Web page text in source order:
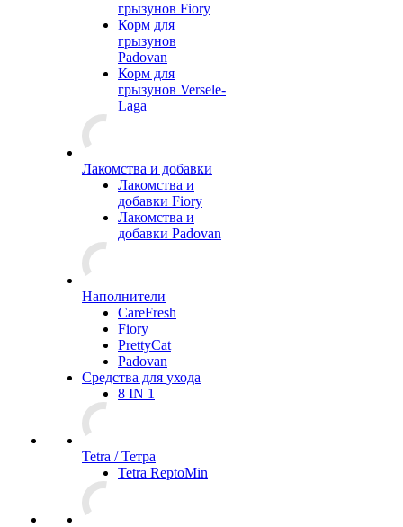
грызунов Fiory
Корм для
грызунов
Padovan
Корм для
грызунов Versele-
Laga
Лакомства и добавки
Лакомства и
добавки Fiory
Лакомства и
добавки Padovan
Наполнители
CareFresh
Fiory
PrettyCat
Padovan
Средства для ухода
8 IN 1
Tetra / Тетра
Tetra ReptoMin